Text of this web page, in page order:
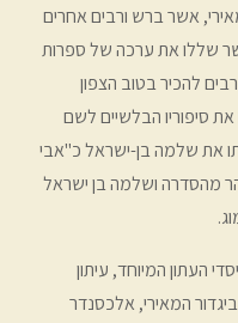
אשר ברש ורבים אחרים
שללו את ערכה של ספרות
להכיר בטוב הצפון
סיפוריו הבלשיים לשם
את שלמה בן-ישראל כ"אבי
מהסדרה ושלמה בן ישראל
העתון המיוחד, עיתון
המאירי, אלכסנדר